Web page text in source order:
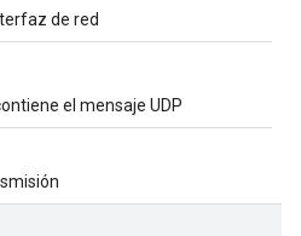
de red
el mensaje UDP